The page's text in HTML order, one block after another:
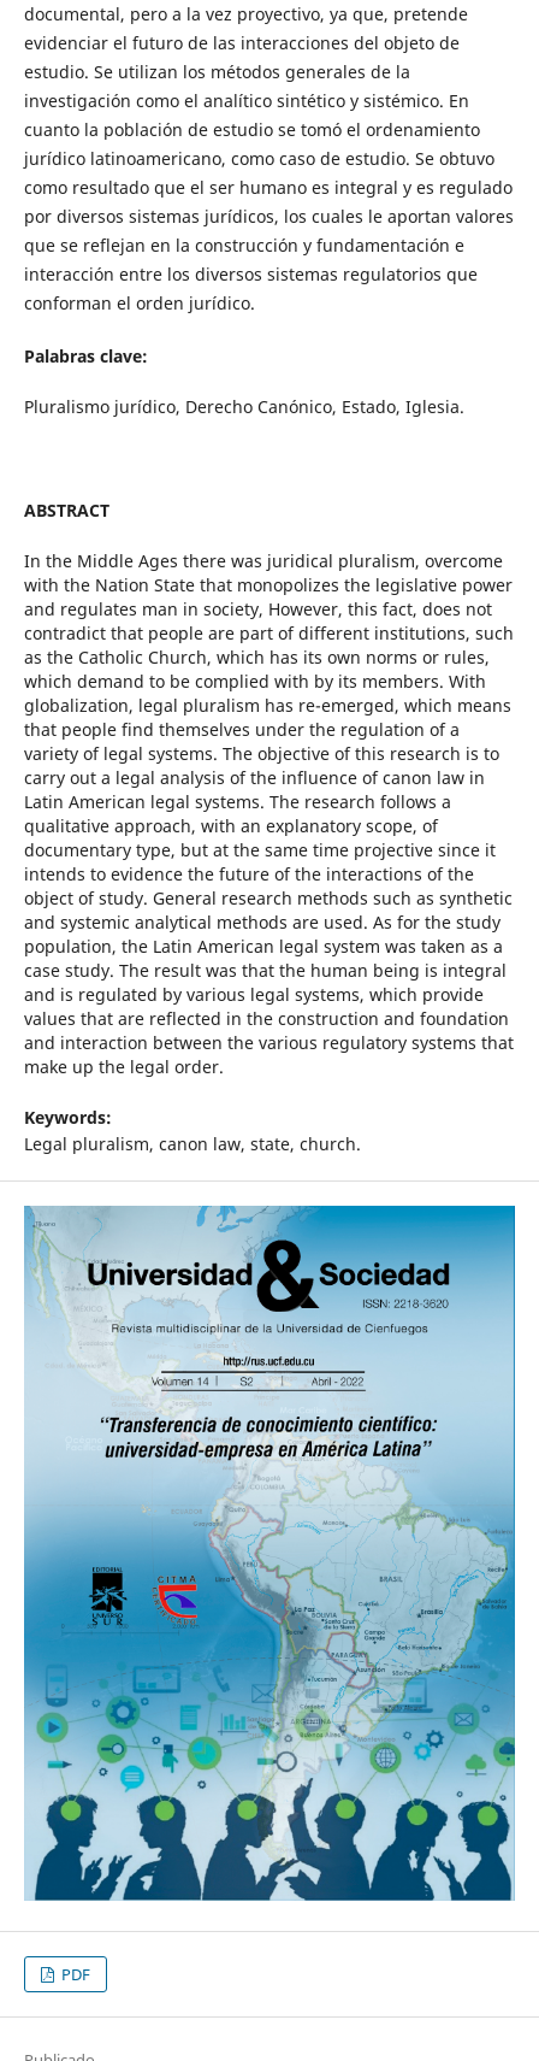
documental, pero a la vez proyectivo, ya que, pretende
evidenciar el futuro de las interacciones del objeto de
estudio. Se utilizan los métodos generales de la
investigación como el analítico sintético y sistémico. En
cuanto la población de estudio se tomó el ordenamiento
jurídico latinoamericano, como caso de estudio. Se obtuvo
como resultado que el ser humano es integral y es regulado
por diversos sistemas jurídicos, los cuales le aportan valores
que se reflejan en la construcción y fundamentación e
interacción entre los diversos sistemas regulatorios que
conforman el orden jurídico.
Palabras clave:
Pluralismo jurídico, Derecho Canónico, Estado, Iglesia.
ABSTRACT
In the Middle Ages there was juridical pluralism, overcome
with the Nation State that monopolizes the legislative power
and regulates man in society, However, this fact, does not
contradict that people are part of different institutions, such
as the Catholic Church, which has its own norms or rules,
which demand to be complied with by its members. With
globalization, legal pluralism has re-emerged, which means
that people find themselves under the regulation of a
variety of legal systems. The objective of this research is to
carry out a legal analysis of the influence of canon law in
Latin American legal systems. The research follows a
qualitative approach, with an explanatory scope, of
documentary type, but at the same time projective since it
intends to evidence the future of the interactions of the
object of study. General research methods such as synthetic
and systemic analytical methods are used. As for the study
population, the Latin American legal system was taken as a
case study. The result was that the human being is integral
and is regulated by various legal systems, which provide
values that are reflected in the construction and foundation
and interaction between the various regulatory systems that
make up the legal order.
Keywords:
Legal pluralism, canon law, state, church.
PDF